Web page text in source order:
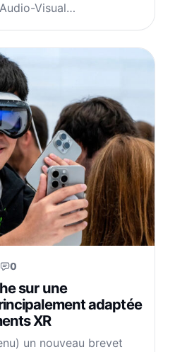
Visual…
0
sur une
adaptée
XR
un nouveau brevet